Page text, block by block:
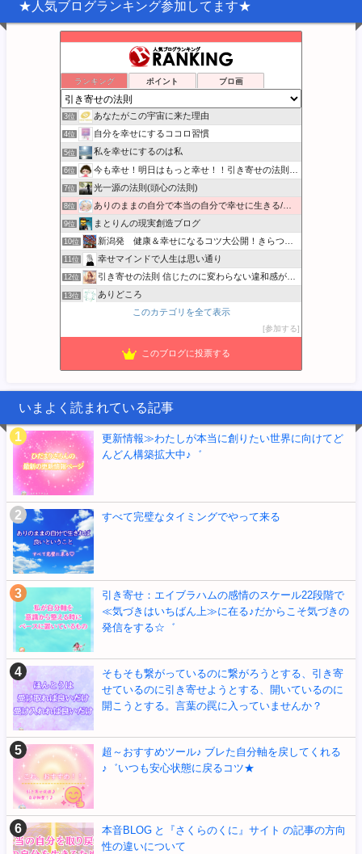
★人気ブログランキング参加してます★
ランキング ポイント ブロ画
宇宙の中心は『わたし』
2位 幸福への羅針盤
3位 あなたがこの宇宙に来た理由
4位 自分を幸せにするココロ習慣
5位 私を幸せにするのは私
6位 今も幸せ！明日はもっと幸せ！！引き寄せの法則実践日記
7位 光一源の法則(頭心の法則)
8位 ありのままの自分で本当の自分で幸せに生きる/本音BLOG
9位 まとりんの現実創造ブログ
10位 新潟発 健康＆幸せになるコツ大公開！きらつや恵
11位 幸せマインドで人生は思い通り
12位 引き寄せの法則 信じたのに変わらない違和感が消える実践ガイド
13位 ありどころ
音楽と宇宙とクッキング…
このカテゴリを全て表示
参加する
このブログに投票する
いまよく読まれている記事
更新情報≫わたしが本当に創りたい世界に向けてど
んどん構築拡大中♪゛
すべて完璧なタイミングでやって来る
引き寄せ：エイブラハムの感情のスケール22段階で
≪気づきはいちばん上≫に在る♪だからこそ気づきの
発信をする☆゛
そもそも繋がっているのに繋がろうとする、引き寄
せているのに引き寄せようとする、開いているのに
開こうとする。言葉の罠に入っていませんか？
超～おすすめツール♪ ブレた自分軸を戻してくれる
♪゛いつも安心状態に戻るコツ★
本音BLOG と『さくらのくに』サイト の記事の方向
性の違いについて